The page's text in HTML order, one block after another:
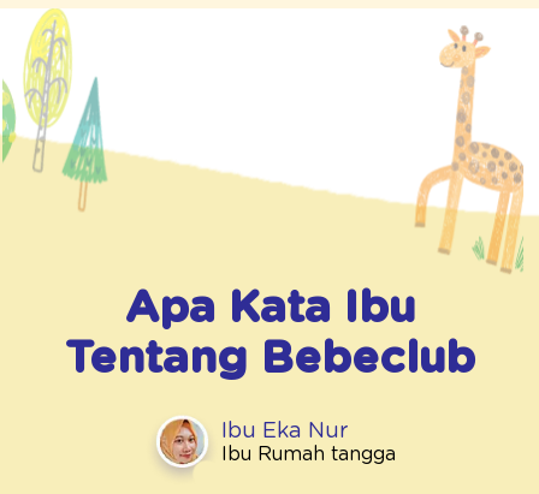
Apa Kata Ibu
Tentang Bebeclub
Ibu Eka Nur
Ibu Rumah tangga